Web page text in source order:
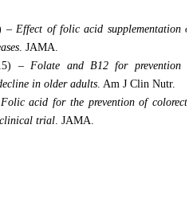
–Effect of folic acid supplementation
. JAMA.
–Folate and B12 for prevention
in older adults. Am J Clin Nutr.
Folic acid for the prevention of
clinical trial. JAMA.